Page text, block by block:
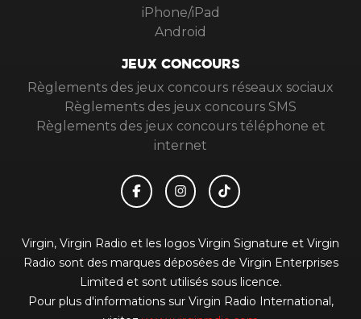
iPhone/iPad
Android
JEUX CONCOURS
Règlements des jeux concours réseaux sociaux
Règlements des jeux concours SMS
Règlements des jeux concours téléphone et
internet
Virgin, Virgin Radio et les logos Virgin Signature et Virgin
Radio sont des marques déposées de Virgin Enterprises
Limited et sont utilisés sous licence.
Pour plus d'informations sur Virgin Radio International,